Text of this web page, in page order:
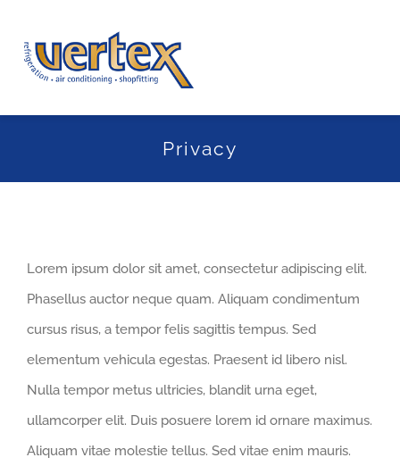
content
About Us
News
Contact Us
Privacy
Lorem ipsum dolor sit amet, consectetur adipiscing elit.
Phasellus auctor neque quam. Aliquam condimentum
cursus risus, a tempor felis sagittis tempus. Sed
elementum vehicula egestas. Praesent id libero nisl.
Nulla tempor metus ultricies, blandit urna eget,
ullamcorper elit. Duis posuere lorem id ornare maximus.
Aliquam vitae molestie tellus. Sed vitae enim mauris.